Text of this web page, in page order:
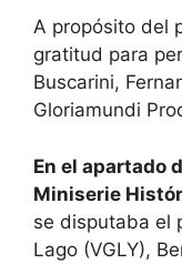
A propósito del
gratitud para
Buscarini,
Gloriamundi
En el apartado
Miniserie
se disputaba el
Lago (VGLY),